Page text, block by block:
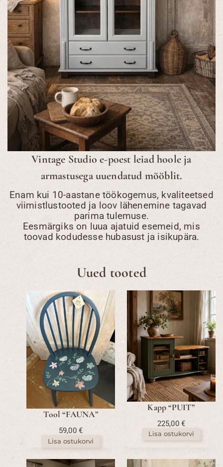
Vintage Studio e-poest leiad hoole ja
armastusega uuendatud mööblit.
Enam kui 10-aastane töökogemus, kvaliteetsed
viimistlustooted ja loov lähenemine tagavad
parima tulemuse.
Eesmärgiks on luua ajatuid esemeid, mis
toovad kodudesse hubasust ja isikupära.
Uued tooted
Tool “FAUNA”
59,00€
Lisa ostukorvi
Kapp “PUIT”
225,00€
Lisa ostukorvi